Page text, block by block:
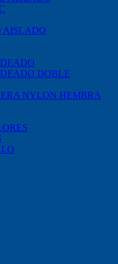
AISLADO
DOBLE
NYLON HEMBRA